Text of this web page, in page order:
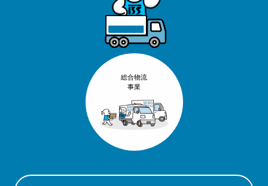
総合物流
事業